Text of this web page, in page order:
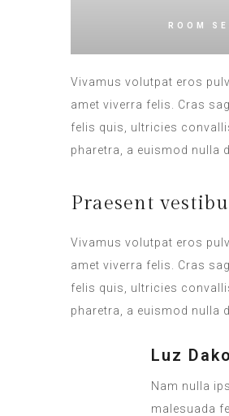
ROOM
Vivamus volutpat eros
amet viverra felis. Cras
felis quis, ultricies
pharetra, a euismod nulla
Praesent
Vivamus volutpat eros
amet viverra felis. Cras
felis quis, ultricies
pharetra, a euismod nulla
Luz
Nam nulla
malesuada